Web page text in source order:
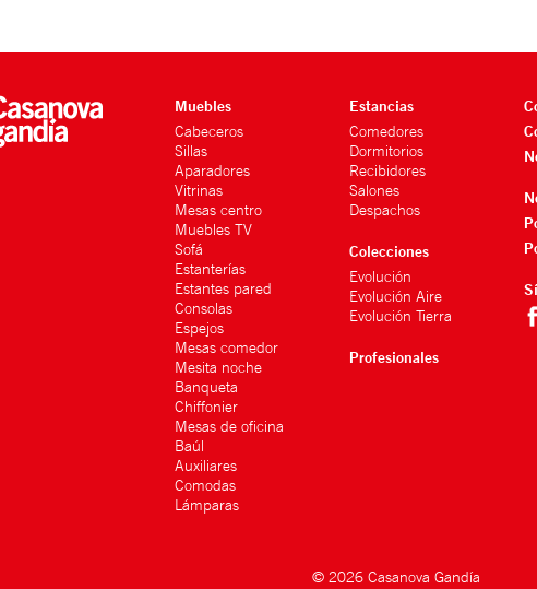
Muebles
Cabeceros
Sillas
Aparadores
Vitrinas
Mesas centro
Muebles TV
Sofá
Estanterías
Estantes pared
Consolas
Espejos
Mesas comedor
Mesita noche
Banqueta
Chiffonier
Mesas de oficina
Baúl
Auxiliares
Comodas
Lámparas
Estancias
Comedores
Dormitorios
Recibidores
Salones
Despachos
Colecciones
Evolución
Evolución Aire
Evolución Tierra
Profesionales
© 2026 Casanova Gandía